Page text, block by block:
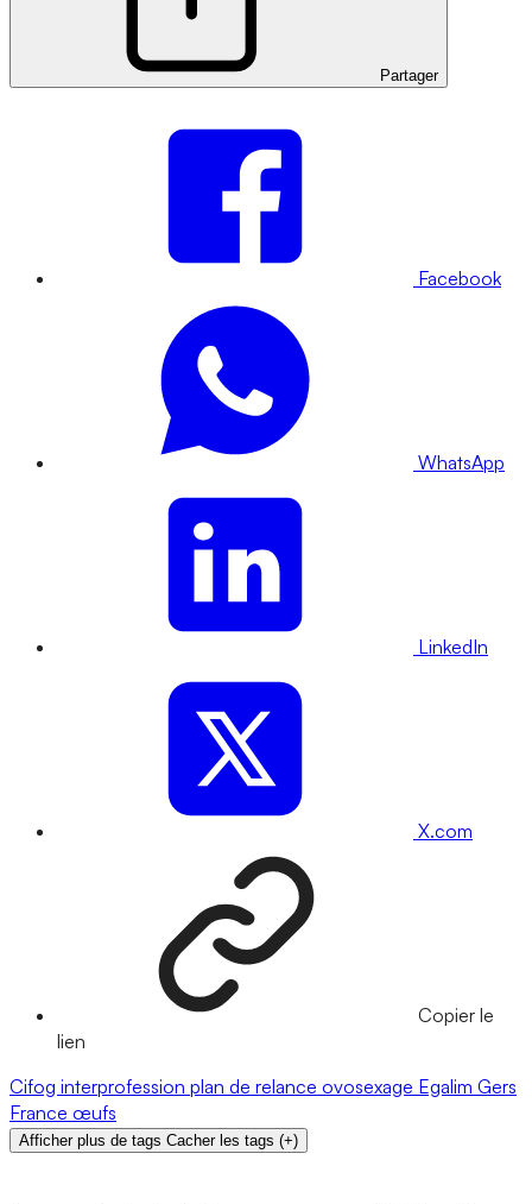
Partager
Facebook
WhatsApp
LinkedIn
X.com
Copier le
lien
Cifog interprofession plan de relance ovosexage Egalim Gers
France œufs
Afficher plus de tags Cacher les tags (+)